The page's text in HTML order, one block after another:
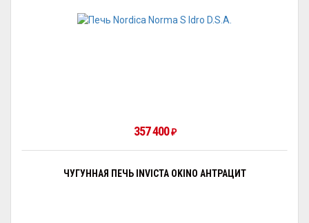
357 400 ₽
ЧУГУННАЯ ПЕЧЬ INVICTA OKINO АНТРАЦИТ